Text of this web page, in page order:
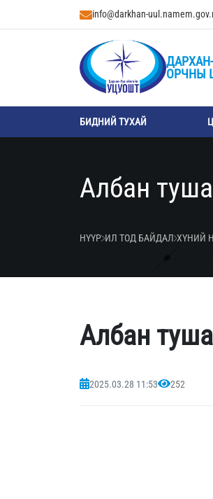
info@darkhan-
ОРЧНЫ
БИДНИЙ ТУХАЙ
Албан
НҮҮР ИЛ ТОД БАЙДАЛ ХҮНИЙ
Албан
2025.03.28 11:53 252